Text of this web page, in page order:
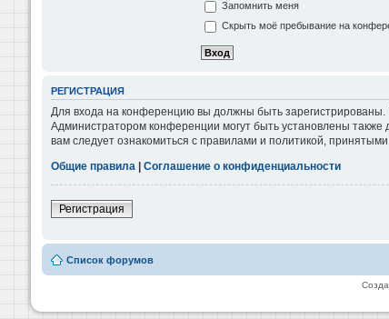
Запомнить меня
Скрыть моё пребывание на
РЕГИСТРАЦИЯ
Для входа на конференцию вы должны быть зарегистрированы.
Администратором конференции могут быть установлены
вам следует ознакомиться с правилами и политикой,
Общие правила
Соглашение о конфиденциальности
Регистрация
Список форумов